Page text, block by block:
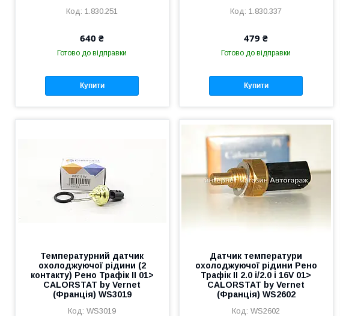
1.830.251
640 ₴
Готово до відправки
Купити
1.830.337
479 ₴
Готово до відправки
Купити
Температурний датчик
охолоджуючої рідини (2
контакту) Рено Трафік II 01>
CALORSTAT by Vernet
(Франція) WS3019
WS3019
Датчик температури
охолоджуючої рідини Рено
Трафік II 2.0 i/2.0 i 16V 01>
CALORSTAT by Vernet
(Франція) WS2602
WS2602